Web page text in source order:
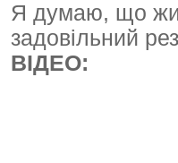
Я думаю, що
задовільний
ВІДЕО: